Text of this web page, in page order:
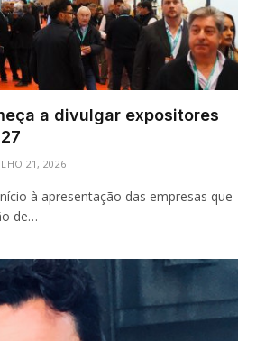
a divulgar expositores
21, 2026
à apresentação das empresas que
de…